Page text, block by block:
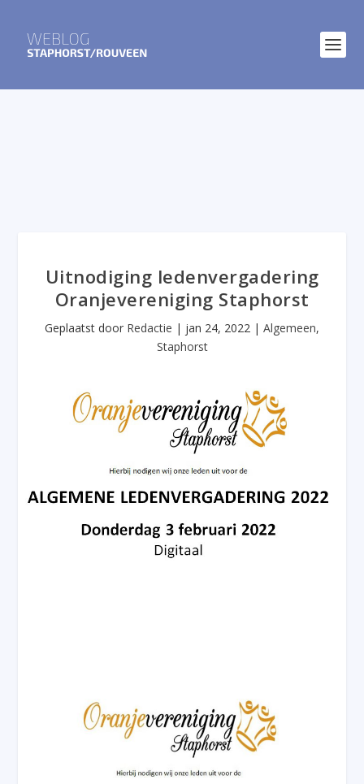
Uitnodiging ledenvergadering
Oranjevereniging Staphorst
Geplaatst door Redactie | jan 24, 2022 | Algemeen,
Staphorst